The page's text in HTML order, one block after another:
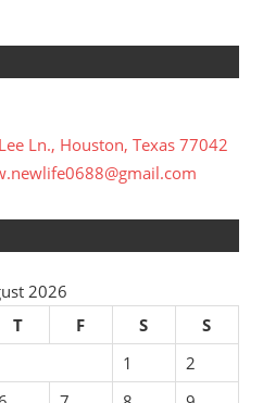
Ln., Houston, Texas 77042
2026
T F S
S
1
2